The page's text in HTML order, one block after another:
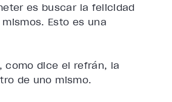
es buscar la felicidad
Esto es una
como dice el refrán, la
de uno mismo.